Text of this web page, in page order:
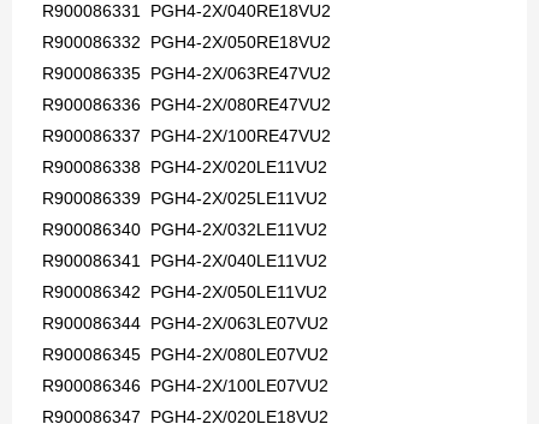
R900086331 PGH4-2X/040RE18VU2
R900086332 PGH4-2X/050RE18VU2
R900086335 PGH4-2X/063RE47VU2
R900086336 PGH4-2X/080RE47VU2
R900086337 PGH4-2X/100RE47VU2
R900086338 PGH4-2X/020LE11VU2
R900086339 PGH4-2X/025LE11VU2
R900086340 PGH4-2X/032LE11VU2
R900086341 PGH4-2X/040LE11VU2
R900086342 PGH4-2X/050LE11VU2
R900086344 PGH4-2X/063LE07VU2
R900086345 PGH4-2X/080LE07VU2
R900086346 PGH4-2X/100LE07VU2
R900086347 PGH4-2X/020LE18VU2